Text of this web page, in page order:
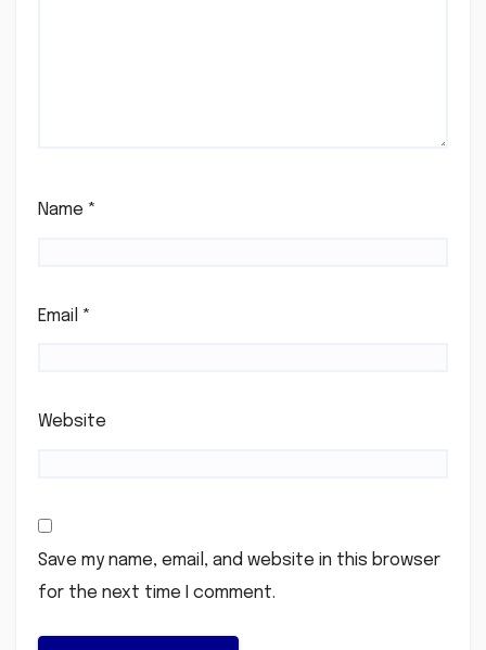
Name *
Email *
Website
Save my name, email, and website in this browser
for the next time I comment.